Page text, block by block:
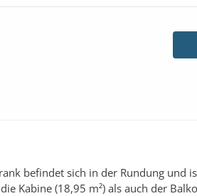
befindet sich in der Rundung und
Kabine (18,95 m²) als auch der